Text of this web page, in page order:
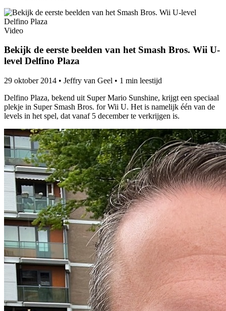
Video
Bekijk de eerste beelden van het Smash Bros. Wii U-
level Delfino Plaza
29 oktober 2014 • Jeffry van Geel • 1 min leestijd
Delfino Plaza, bekend uit Super Mario Sunshine, krijgt een speciaal
plekje in Super Smash Bros. for Wii U. Het is namelijk één van de
levels in het spel, dat vanaf 5 december te verkrijgen is.